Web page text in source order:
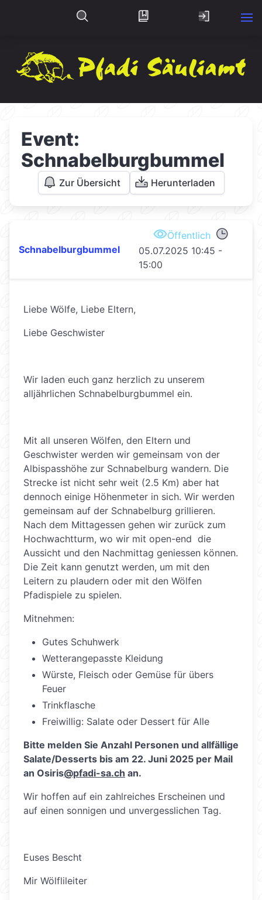
Event:
Schnabelburgbummel
Zur Übersicht Herunterladen
Schnabelburgbummel
Öffentlich
05.07.2025 10:45 -
15:00
Liebe Wölfe, Liebe Eltern,
Liebe Geschwister
Wir laden euch ganz herzlich zu unserem
alljährlichen Schnabelburgbummel ein.
Mit all unseren Wölfen, den Eltern und
Geschwister werden wir gemeinsam von der
Albispasshöhe zur Schnabelburg wandern. Die
Strecke ist nicht sehr weit (2.5 Km) aber hat
dennoch einige Höhenmeter in sich. Wir werden
gemeinsam auf der Schnabelburg grillieren.
Nach dem Mittagessen gehen wir zurück zum
Hochwachtturm, wo wir mit open-end die
Aussicht und den Nachmittag geniessen können.
Die Zeit kann genutzt werden, um mit den
Leitern zu plaudern oder mit den Wölfen
Pfadispiele zu spielen.
Mitnehmen:
Gutes Schuhwerk
Wetterangepasste Kleidung
Würste, Fleisch oder Gemüse für übers
Feuer
Trinkflasche
Freiwillig: Salate oder Dessert für Alle
Bitte melden Sie Anzahl Personen und allfällige
Salate/Desserts bis am 22. Juni 2025 per Mail
an Osiris@pfadi-sa.ch an.
Wir hoffen auf ein zahlreiches Erscheinen und
auf einen sonnigen und unvergesslichen Tag.
Euses Bescht
Mir Wölflileiter